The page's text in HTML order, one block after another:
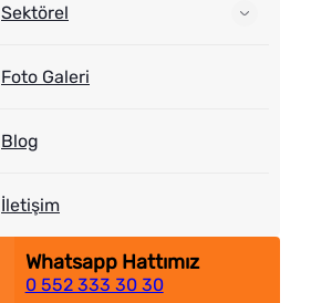
Sektörel
Foto Galeri
Blog
İletişim
Whatsapp Hattımız
0 552 333 30 30